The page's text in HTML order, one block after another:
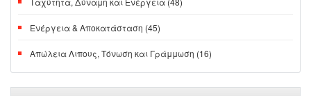
Ενέργεια & Αποκατάσταση (45)
Απώλεια Λιπους, Τόνωση και Γράμμωση (16)